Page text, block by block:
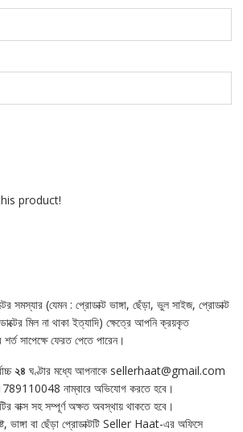
product!
সমস্যার (যেমন : প্রোডাক্ট ভাঙ্গা, ছেঁড়া, ভুল সাইজ, প্রোডাক্ট
মিল না থাকা ইত্যাদি) ক্ষেত্রে আপনি ক্রয়কৃত
শর্ত সাপেক্ষে ফেরত পেতে পারেন।
২৪ ঘণ্টার মধ্যে আপনাকে sellerhaat@gmail.com
নাম্বারে অভিযোগ করতে হবে।
বাক্স সহ সম্পূর্ণ অক্ষত অবস্থায় থাকতে হবে।
ভাঙ্গা বা ছেঁড়া প্রোডাক্টটি Seller Haat-এর অফিসে